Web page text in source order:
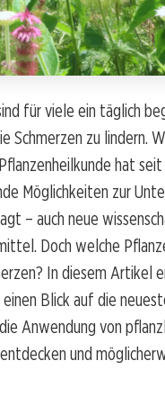
für viele ein täglich
Schmerzen zu lindern.
hat
Möglichkeiten zur
– auch neue
Doch welche
In diesem Artikel
Blick auf die
Anwendung von
und